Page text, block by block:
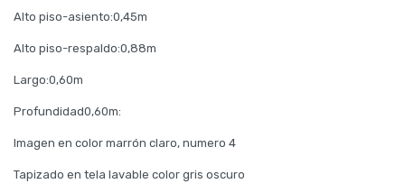
Alto piso-asiento:0,45m
Alto piso-respaldo:0,88m
Largo:0,60m
Profundidad0,60m:
Imagen en color marrón claro, numero 4
Tapizado en tela lavable color gris oscuro